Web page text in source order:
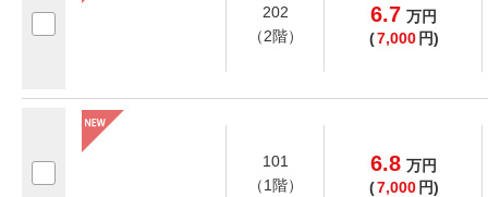
202
（2階）
6.7 万円
(7,000 円)
101
（1階）
6.8 万円
(7,000 円)